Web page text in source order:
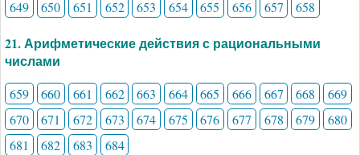
649 650 651 652 653 654 655 656 657 658
21. Арифметические действия с рациональными
числами
659 660 661 662 663 664 665 666 667 668
669
670
671 672 673 674 675 676 677 678 679
680
681
682 683 684